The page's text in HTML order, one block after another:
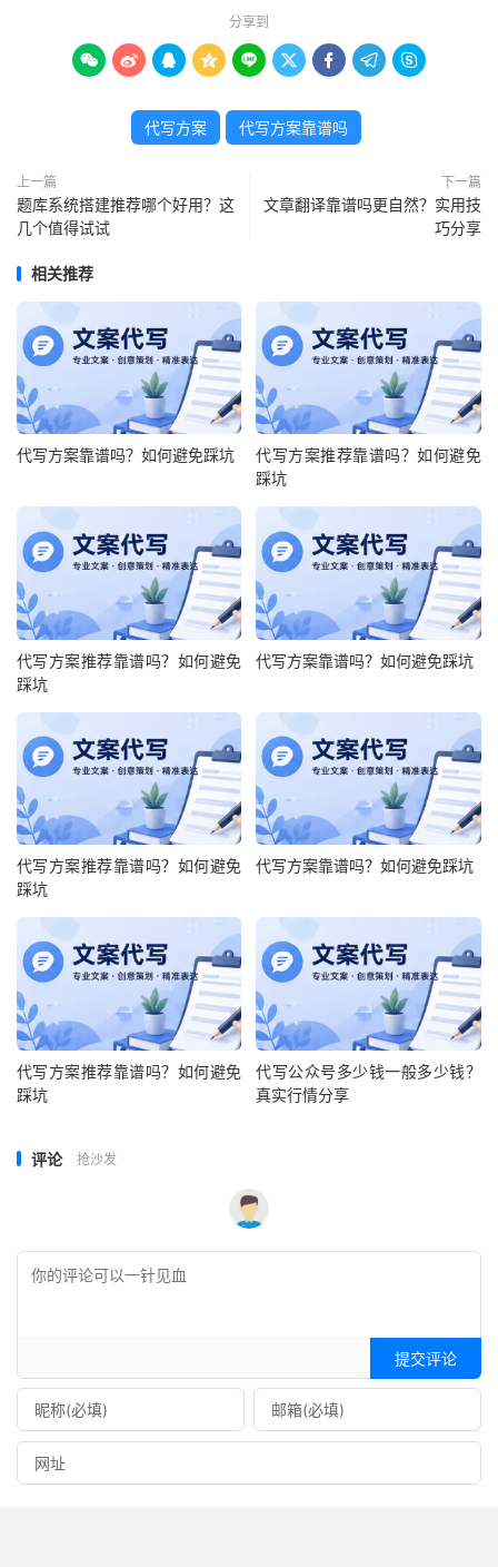
分享到
        
代写方案 代写方案靠谱吗
上一篇
题库系统搭建推荐哪个好用？这
几个值得试试
下一篇
文章翻译靠谱吗更自然？实用技
巧分享
相关推荐
代写方案靠谱吗？如何避免踩坑
代写方案推荐靠谱吗？如何避免
踩坑
代写方案推荐靠谱吗？如何避免
踩坑
代写方案靠谱吗？如何避免踩坑
代写方案推荐靠谱吗？如何避免
踩坑
代写方案靠谱吗？如何避免踩坑
代写方案推荐靠谱吗？如何避免
踩坑
代写公众号多少钱一般多少钱？
真实行情分享
评论 抢沙发
提交评论